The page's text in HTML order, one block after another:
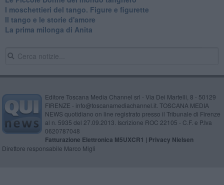
I moschettieri del tango. Figure e figurette
Il tango e le storie d'amore
​La prima milonga di Anita
Editore Toscana Media Channel srl - Via Dei Martelli, 8 - 50129
FIRENZE - info@toscanamediachannel.it. TOSCANA MEDIA
NEWS quotidiano on line registrato presso il Tribunale di Firenze
al n. 5935 del 27.09.2013. Iscrizione ROC 22105 - C.F. e P.Iva
0620787048
Fatturazione Elettronica M5UXCR1 | Privacy Nielsen
Direttore responsabile Marco Migli